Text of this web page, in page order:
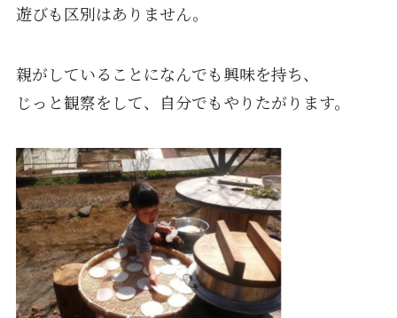
遊びも区別はありません。
親がしていることになんでも興味を持ち、
じっと観察をして、自分でもやりたがります。